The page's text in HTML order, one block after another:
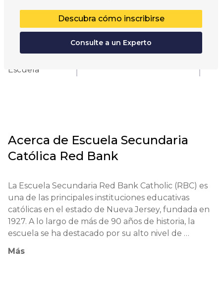
Descubra cómo inscribirse
Consulte a un Experto
privada
Escuela
12+
Acerca de Escuela Secundaria
Católica Red Bank
La Escuela Secundaria Red Bank Catholic (RBC) es
una de las principales instituciones educativas
católicas en el estado de Nueva Jersey, fundada en
1927. A lo largo de más de 90 años de historia, la
escuela se ha destacado por su alto nivel de
desarrollo de cualidades de liderazgo. Uno de los
Más